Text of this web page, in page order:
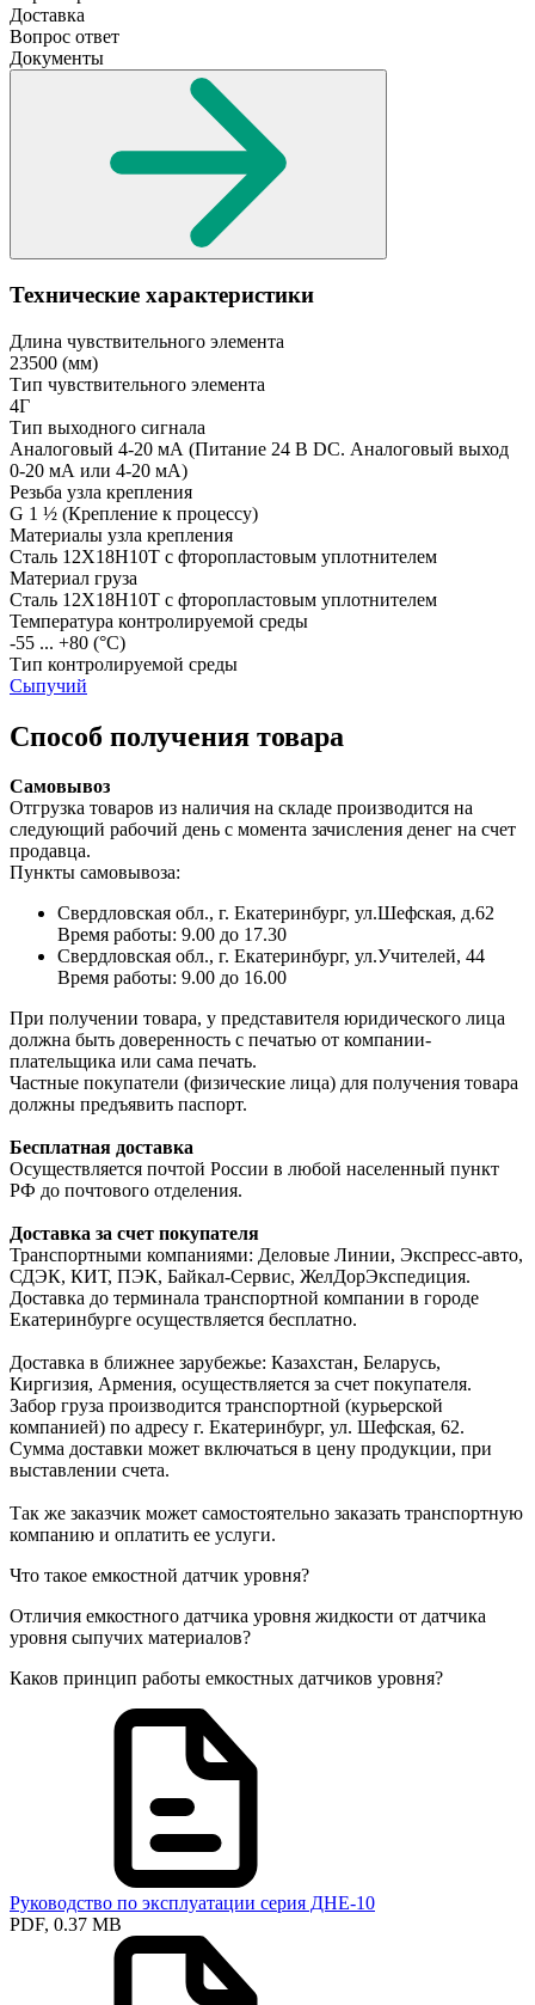
Доставка
Вопрос ответ
Документы
Технические характеристики
Длина чувствительного элемента
23500 (мм)
Тип чувствительного элемента
4Г
Тип выходного сигнала
Аналоговый 4-20 мА (Питание 24 В DC. Аналоговый выход
0-20 мА или 4-20 мА)
Резьба узла крепления
G 1 ½ (Крепление к процессу)
Материалы узла крепления
Сталь 12Х18Н10Т с фторопластовым уплотнителем
Материал груза
Сталь 12Х18Н10Т с фторопластовым уплотнителем
Температура контролируемой среды
-55 ... +80 (°С)
Тип контролируемой среды
Сыпучий
Способ получения товара
Самовывоз
Отгрузка товаров из наличия на складе производится на
следующий рабочий день с момента зачисления денег на счет
продавца.
Пункты самовывоза:
Свердловская обл., г. Екатеринбург, ул.Шефская, д.62
Время работы: 9.00 до 17.30
Свердловская обл., г. Екатеринбург, ул.Учителей, 44
Время работы: 9.00 до 16.00
При получении товара, у представителя юридического лица
должна быть доверенность с печатью от компании-
плательщика или сама печать.
Частные покупатели (физические лица) для получения товара
должны предъявить паспорт.
Бесплатная доставка
Осуществляется почтой России в любой населенный пункт
РФ до почтового отделения.
Доставка за счет покупателя
Транспортными компаниями: Деловые Линии, Экспресс-авто,
СДЭК, КИТ, ПЭК, Байкал-Сервис, ЖелДорЭкспедиция.
Доставка до терминала транспортной компании в городе
Екатеринбурге осуществляется бесплатно.
Доставка в ближнее зарубежье: Казахстан, Беларусь,
Киргизия, Армения, осуществляется за счет покупателя.
Забор груза производится транспортной (курьерской
компанией) по адресу г. Екатеринбург, ул. Шефская, 62.
Сумма доставки может включаться в цену продукции, при
выставлении счета.
Так же заказчик может самостоятельно заказать транспортную
компанию и оплатить ее услуги.
Что такое емкостной датчик уровня?
Отличия емкостного датчика уровня жидкости от датчика
уровня сыпучих материалов?
Каков принцип работы емкостных датчиков уровня?
Руководство по эксплуатации серия ДНЕ-10
PDF, 0.37 MB